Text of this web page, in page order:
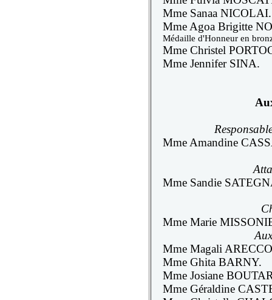
Mme Sanaa NICOLAI.
Mme Agoa Brigitte
Médaille d'Honneur en
Mme Christel
Mme Jennifer SINA.
Mme Amandine
Mme Sandie
Mme Marie
Mme Magali
Mme Ghita BARNY.
Mme Josiane
Mme Géraldine